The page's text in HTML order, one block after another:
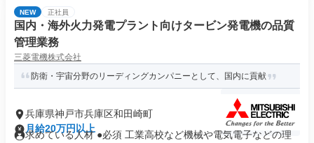
NEW 正社員
国内・海外火力発電プラント向けタービン発電機の品質
管理業務
三菱電機株式会社
防衛・宇宙分野のリーディングカンパニーとして、国内に貢献
兵庫県神戸市兵庫区和田崎町
月給20万円以上
求めている人材 ●必須 工業高校など機械や電気電子などの理